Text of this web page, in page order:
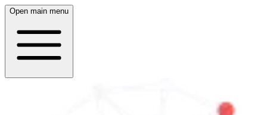
Open main menu